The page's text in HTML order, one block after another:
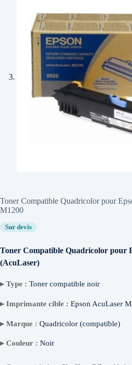
Toner Compatible Quadricolor pour
M1200
Sur devis
Toner Compatible Quadricolor pour
(AcuLaser)
▸ Type : Toner compatible noir
▸ Imprimante cible : Epson AcuLaser
▸ Marque : Quadricolor (compatible)
▸ Couleur : Noir